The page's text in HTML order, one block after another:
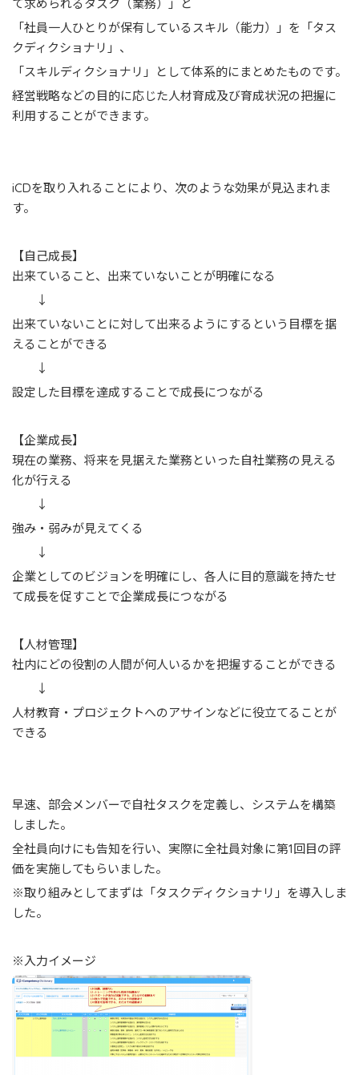
て求められるタスク（業務）」と
「社員一人ひとりが保有しているスキル（能力）」を「タス
クディクショナリ」、
「スキルディクショナリ」として体系的にまとめたものです。
経営戦略などの目的に応じた人材育成及び育成状況の把握に
利用することができます。
iCDを取り入れることにより、次のような効果が見込まれま
す。
【自己成長】
出来ていること、出来ていないことが明確になる
↓
出来ていないことに対して出来るようにするという目標を据
えることができる
↓
設定した目標を達成することで成長につながる
【企業成長】
現在の業務、将来を見据えた業務といった自社業務の見える
化が行える
↓
強み・弱みが見えてくる
↓
企業としてのビジョンを明確にし、各人に目的意識を持たせ
て成長を促すことで企業成長につながる
【人材管理】
社内にどの役割の人間が何人いるかを把握することができる
↓
人材教育・プロジェクトへのアサインなどに役立てることが
できる
早速、部会メンバーで自社タスクを定義し、システムを構築
しました。
全社員向けにも告知を行い、実際に全社員対象に第1回目の評
価を実施してもらいました。
※取り組みとしてまずは「タスクディクショナリ」を導入しま
した。
※入力イメージ